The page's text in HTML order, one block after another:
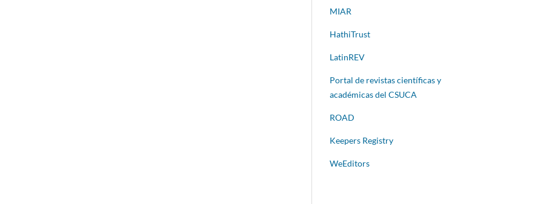
MIAR
HathiTrust
LatinREV
Portal de revistas científicas y
académicas del CSUCA
ROAD
Keepers Registry
WeEditors